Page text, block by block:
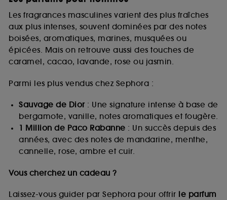
Les fragrances masculines varient des plus fraîches
aux plus intenses, souvent dominées par des notes
boisées, aromatiques, marines, musquées ou
épicées. Mais on retrouve aussi des touches de
caramel, cacao, lavande, rose ou jasmin.
Parmi les plus vendus chez Sephora :
Sauvage de Dior: Une signature intense à base de
bergamote, vanille, notes aromatiques et fougère.
1 Million de Paco Rabanne : Un succès depuis des
années, avec des notes de mandarine, menthe,
cannelle, rose, ambre et cuir.
Vous cherchez un cadeau ?
Laissez-vous guider par Sephora pour offrir le parfum